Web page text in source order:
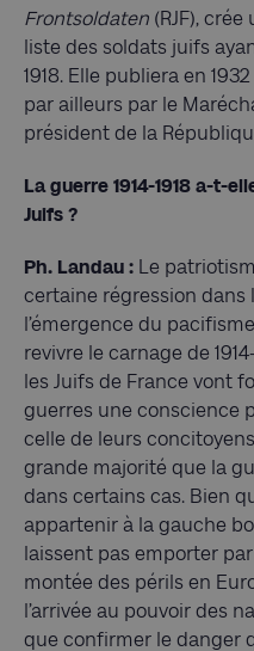
Frontsoldaten (RJF),
liste des soldats juifs
1918. Elle publiera en
par ailleurs par le
président de la
La guerre 1914-1918 a-t-
Juifs ?
Ph. Landau : Le
certaine régression dans
l’émergence du
revivre le carnage de
les Juifs de France vont
guerres une conscience
celle de leurs
grande majorité que la
dans certains cas. Bien
appartenir à la gauche
laissent pas emporter
montée des périls en
l’arrivée au pouvoir des
que confirmer le danger